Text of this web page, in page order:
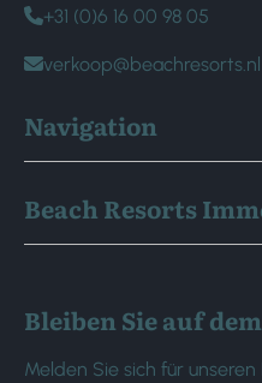
+31 (0)6 16 00 98 05
verkoop@beachresorts.nl
Navigation
Beach Resorts
Bleiben Sie auf
Melden Sie sich für